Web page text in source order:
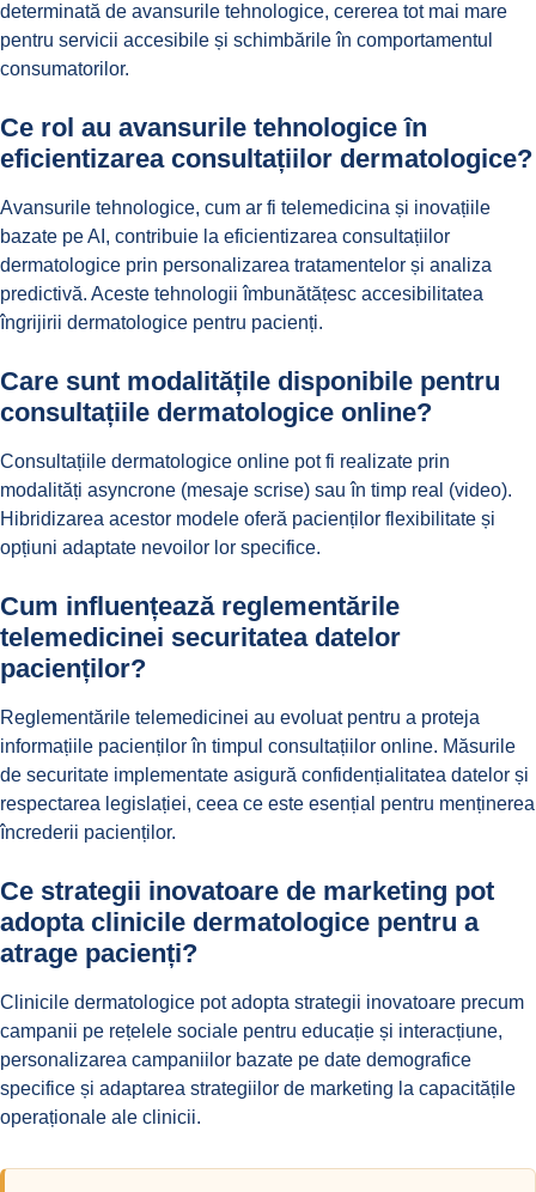
determinată de avansurile tehnologice, cererea tot mai mare
pentru servicii accesibile și schimbările în comportamentul
consumatorilor.
Ce rol au avansurile tehnologice în
eficientizarea consultațiilor dermatologice?
Avansurile tehnologice, cum ar fi telemedicina și inovațiile
bazate pe AI, contribuie la eficientizarea consultațiilor
dermatologice prin personalizarea tratamentelor și analiza
predictivă. Aceste tehnologii îmbunătățesc accesibilitatea
îngrijirii dermatologice pentru pacienți.
Care sunt modalitățile disponibile pentru
consultațiile dermatologice online?
Consultațiile dermatologice online pot fi realizate prin
modalități asyncrone (mesaje scrise) sau în timp real (video).
Hibridizarea acestor modele oferă pacienților flexibilitate și
opțiuni adaptate nevoilor lor specifice.
Cum influențează reglementările
telemedicinei securitatea datelor
pacienților?
Reglementările telemedicinei au evoluat pentru a proteja
informațiile pacienților în timpul consultațiilor online. Măsurile
de securitate implementate asigură confidențialitatea datelor și
respectarea legislației, ceea ce este esențial pentru menținerea
încrederii pacienților.
Ce strategii inovatoare de marketing pot
adopta clinicile dermatologice pentru a
atrage pacienți?
Clinicile dermatologice pot adopta strategii inovatoare precum
campanii pe rețelele sociale pentru educație și interacțiune,
personalizarea campaniilor bazate pe date demografice
specifice și adaptarea strategiilor de marketing la capacitățile
operaționale ale clinicii.